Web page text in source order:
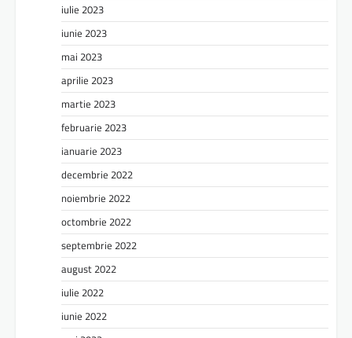
iulie 2023
iunie 2023
mai 2023
aprilie 2023
martie 2023
februarie 2023
ianuarie 2023
decembrie 2022
noiembrie 2022
octombrie 2022
septembrie 2022
august 2022
iulie 2022
iunie 2022